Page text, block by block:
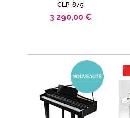
CLP-875
3 290,00 €